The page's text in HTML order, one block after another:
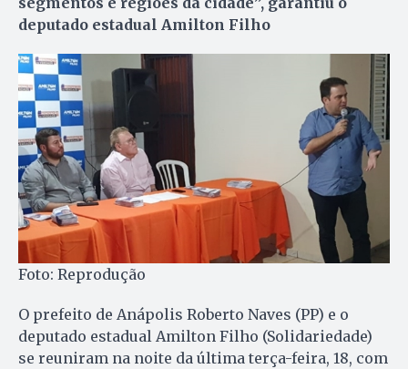
deputado estadual Amilton Filho
Foto: Reprodução
O prefeito de Anápolis Roberto Naves (PP) e o
deputado estadual Amilton Filho (Solidariedade)
se reuniram na noite da última terça-feira, 18, com